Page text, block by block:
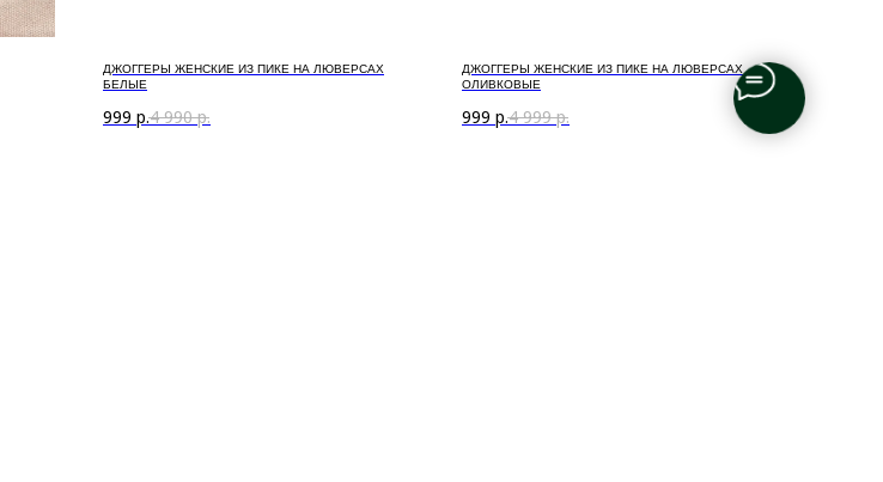
ДЖОГГЕРЫ ЖЕНСКИЕ ИЗ ПИКЕ НА ЛЮВЕРСАХ
БЕЛЫЕ
999 р.4 990 р.
ДЖОГГЕРЫ ЖЕНСКИЕ ИЗ ПИКЕ НА ЛЮВЕРСАХ
ОЛИВКОВЫЕ
999 р.4 999 р.